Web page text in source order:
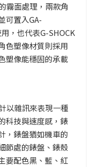
霧面處理，兩款角
可置入GA-
，也代表G-SHOCK
色塑像材質則採用
塑像能穩固的承載
以雜訊來表現一種
科技與速度感，錶
，錶盤猶如機車的
節處的錶盤、錶殼
要配色黑、藍、紅